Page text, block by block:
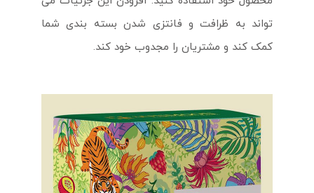
تواند به ظرافت و فانتزی شدن بسته بندی شما
کمک کند و مشتریان را مجدوب خود کند.